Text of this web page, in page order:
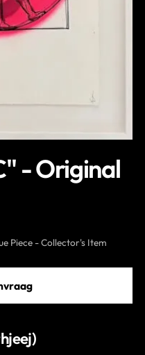
- Original
Piece - Collector's Item